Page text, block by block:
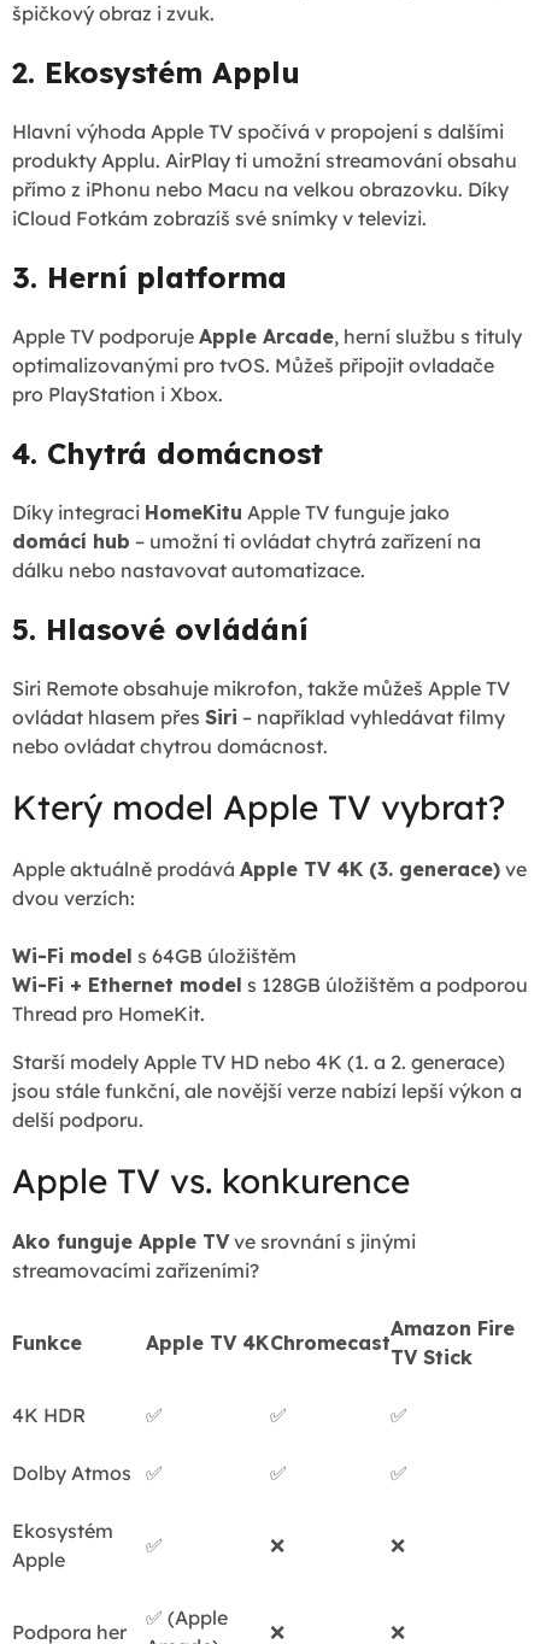
špičkový obraz i zvuk.
2. Ekosystém Applu
Hlavní výhoda Apple TV spočívá v propojení s dalšími
produkty Applu. AirPlay ti umožní streamování obsahu
přímo z iPhonu nebo Macu na velkou obrazovku. Díky
iCloud Fotkám zobrazíš své snímky v televizi.
3. Herní platforma
Apple TV podporuje Apple Arcade, herní službu s tituly
optimalizovanými pro tvOS. Můžeš připojit ovladače
pro PlayStation i Xbox.
4. Chytrá domácnost
Díky integraci HomeKitu Apple TV funguje jako
domácí hub – umožní ti ovládat chytrá zařízení na
dálku nebo nastavovat automatizace.
5. Hlasové ovládání
Siri Remote obsahuje mikrofon, takže můžeš Apple TV
ovládat hlasem přes Siri – například vyhledávat filmy
nebo ovládat chytrou domácnost.
Který model Apple TV vybrat?
Apple aktuálně prodává Apple TV 4K (3. generace) ve
dvou verzích:
Wi-Fi model s 64GB úložištěm
Wi-Fi + Ethernet model s 128GB úložištěm a podporou
Thread pro HomeKit.
Starší modely Apple TV HD nebo 4K (1. a 2. generace)
jsou stále funkční, ale novější verze nabízí lepší výkon a
delší podporu.
Apple TV vs. konkurence
Ako funguje Apple TVve srovnání s jinými
streamovacími zařízeními?
Funkce Apple TV 4KChromecast
Amazon Fire
TV Stick
4K HDR ✅ ✅ ✅
Dolby Atmos ✅ ✅ ✅
Ekosystém
Apple
✅ ❌ ❌
Podpora her
✅ (Apple
❌ ❌